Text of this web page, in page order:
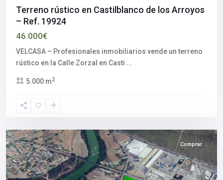
Terreno rústico en Castilblanco de los Arroyos
– Ref. 19924
46.000€
VELCASA – Profesionales inmobiliarios vende un terreno
rústico en la Calle Zorzal en Casti ...
5.000 m2
Comprar